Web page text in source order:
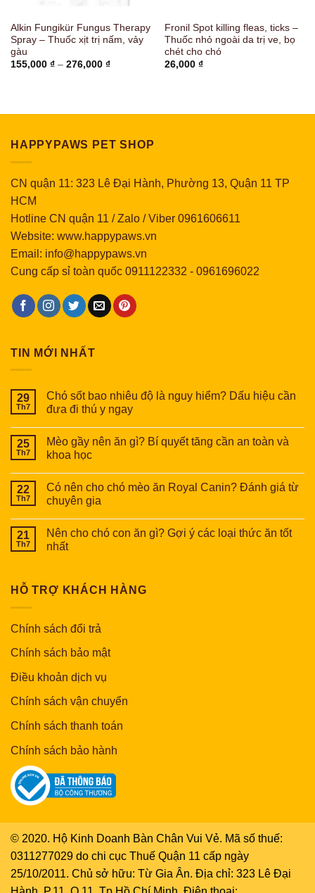
Alkin Fungikür Fungus Therapy
Spray – Thuốc xịt trị nấm, vảy
gàu
155,000 ₫ – 276,000 ₫Khoảng
Fronil Spot killing fleas, ticks –
Thuốc nhỏ ngoài da trị ve, bọ
chét cho chó
26,000 ₫
HAPPYPAWS PET SHOP
CN quận 11: 323 Lê Đại Hành, Phường 13, Quận 11 TP
HCM
Hotline CN quận 11 / Zalo / Viber 0961606611
Website: www.happypaws.vn
Email: info@happypaws.vn
Cung cấp sỉ toàn quốc 0911122332 - 0961696022
TIN MỚI NHẤT
29
Th7
Chó sốt bao nhiêu độ là nguy hiểm? Dấu hiệu cần
đưa đi thú y ngay
25
Th7
Mèo gầy nên ăn gì? Bí quyết tăng cần an toàn và
khoa học
22
Th7
Có nên cho chó mèo ăn Royal Canin? Đánh giá từ
chuyên gia
21
Th7
Nên cho chó con ăn gì? Gợi ý các loại thức ăn tốt
nhất
HỖ TRỢ KHÁCH HÀNG
Chính sách đổi trả
Chính sách bảo mật
Điều khoản dịch vụ
Chính sách vận chuyển
Chính sách thanh toán
Chính sách bảo hành
© 2020. Hộ Kinh Doanh Bàn Chân Vui Vẻ. Mã số thuế:
0311277029 do chi cục Thuế Quận 11 cấp ngày
25/10/2011. Chủ sở hữu: Từ Gia Ân. Địa chỉ: 323 Lê Đại